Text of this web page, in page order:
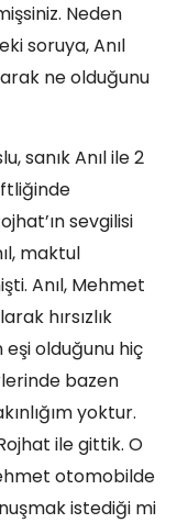
Neden
soruya, Anıl
ne olduğunu
sanık Anıl ile 2
sevgilisi
maktul
Anıl, Mehmet
hırsızlık
eşi olduğunu hiç
bazen
yoktur.
ile gittik. O
otomobilde
istediği mi